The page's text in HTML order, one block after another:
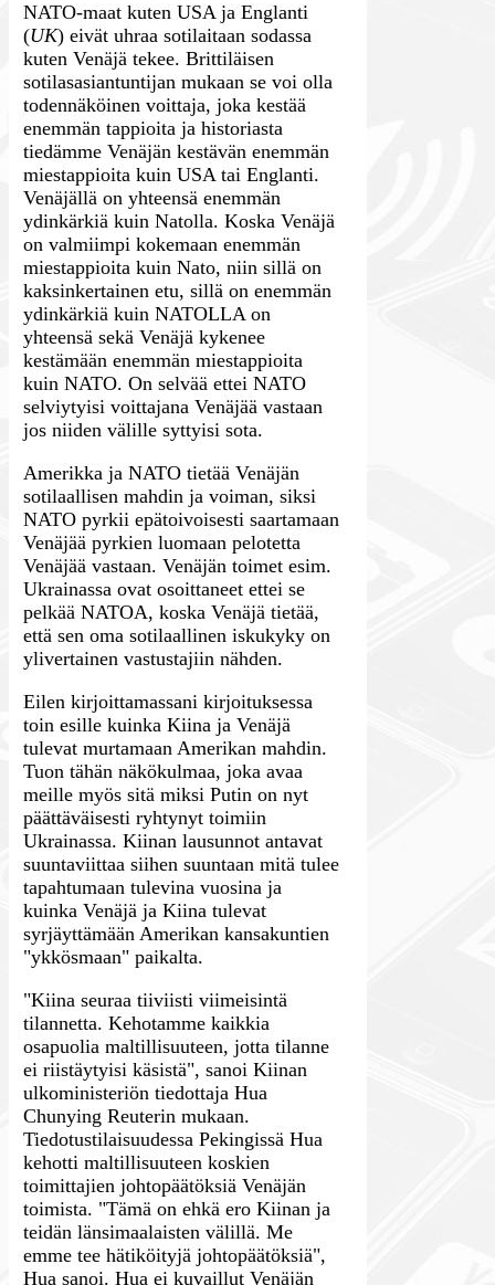
NATO-maat kuten USA ja Englanti
(UK) eivät uhraa sotilaitaan sodassa
kuten Venäjä tekee. Brittiläisen
sotilasasiantuntijan mukaan se voi olla
todennäköinen voittaja, joka kestää
enemmän tappioita ja historiasta
tiedämme Venäjän kestävän enemmän
miestappioita kuin USA tai Englanti.
Venäjällä on yhteensä enemmän
ydinkärkiä kuin Natolla. Koska Venäjä
on valmiimpi kokemaan enemmän
miestappioita kuin Nato, niin sillä on
kaksinkertainen etu, sillä on enemmän
ydinkärkiä kuin NATOLLA on
yhteensä sekä Venäjä kykenee
kestämään enemmän miestappioita
kuin NATO. On selvää ettei NATO
selviytyisi voittajana Venäjää vastaan
jos niiden välille syttyisi sota.
Amerikka ja NATO tietää Venäjän
sotilaallisen mahdin ja voiman, siksi
NATO pyrkii epätoivoisesti saartamaan
Venäjää pyrkien luomaan pelotetta
Venäjää vastaan. Venäjän toimet esim.
Ukrainassa ovat osoittaneet ettei se
pelkää NATOA, koska Venäjä tietää,
että sen oma sotilaallinen iskukyky on
ylivertainen vastustajiin nähden.
Eilen kirjoittamassani kirjoituksessa
toin esille kuinka Kiina ja Venäjä
tulevat murtamaan Amerikan mahdin.
Tuon tähän näkökulmaa, joka avaa
meille myös sitä miksi Putin on nyt
päättäväisesti ryhtynyt toimiin
Ukrainassa. Kiinan lausunnot antavat
suuntaviittaa siihen suuntaan mitä tulee
tapahtumaan tulevina vuosina ja
kuinka Venäjä ja Kiina tulevat
syrjäyttämään Amerikan kansakuntien
"ykkösmaan" paikalta.
"Kiina seuraa tiiviisti viimeisintä
tilannetta. Kehotamme kaikkia
osapuolia maltillisuuteen, jotta tilanne
ei riistäytyisi käsistä", sanoi Kiinan
ulkoministeriön tiedottaja Hua
Chunying Reuterin mukaan.
Tiedotustilaisuudessa Pekingissä Hua
kehotti maltillisuuteen koskien
toimittajien johtopäätöksiä Venäjän
toimista. "Tämä on ehkä ero Kiinan ja
teidän länsimaalaisten välillä. Me
emme tee hätiköityjä johtopäätöksiä",
Hua sanoi.Hua ei kuvaillut Venäjän